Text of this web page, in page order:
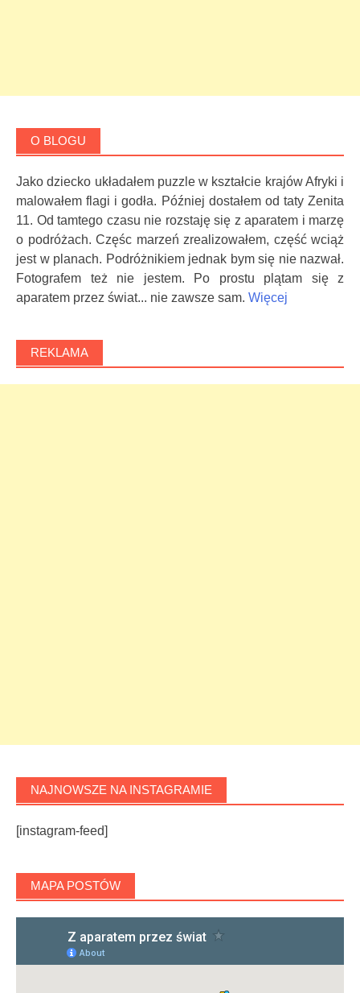
O BLOGU
Jako dziecko układałem puzzle w kształcie krajów Afryki i
malowałem flagi i godła. Później dostałem od taty Zenita
11. Od tamtego czasu nie rozstaję się z aparatem i marzę
o podróżach. Częśc marzeń zrealizowałem, część wciąż
jest w planach. Podróżnikiem jednak bym się nie nazwał.
Fotografem też nie jestem. Po prostu plątam się z
aparatem przez świat... nie zawsze sam. Więcej
REKLAMA
NAJNOWSZE NA INSTAGRAMIE
[instagram-feed]
MAPA POSTÓW